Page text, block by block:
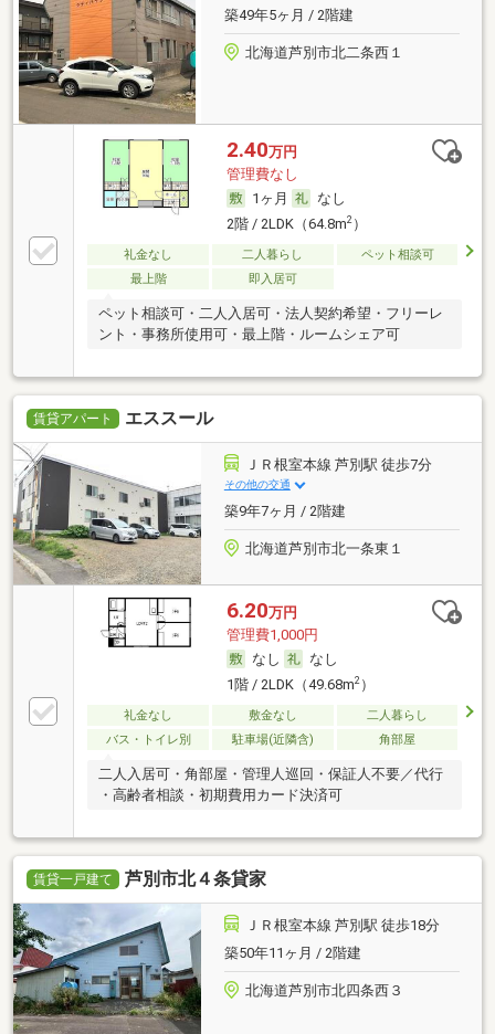
築49年5ヶ月 / 2階建
北海道芦別市北二条西１
2.40万円
管理費なし
1ヶ月
なし
2階 / 2LDK（64.8m2）
礼金なし 二人暮らし
ペット相談可
最上階
即入居可
ペット相談可・二人入居可・法人契約希望・フリーレ
ント・事務所使用可・最上階・ルームシェア可
賃貸アパート エススール
ＪＲ根室本線 芦別駅 徒歩7分
その他の交通
築9年7ヶ月 / 2階建
北海道芦別市北一条東１
6.20万円
管理費1,000円
なし
なし
1階 / 2LDK（49.68m2）
礼金なし 敷金なし
二人暮らし
バス・トイレ別
駐車場(近隣含) 角部屋
二人入居可・角部屋・管理人巡回・保証人不要／代行
・高齢者相談・初期費用カード決済可
賃貸一戸建て 芦別市北４条貸家
ＪＲ根室本線 芦別駅 徒歩18分
築50年11ヶ月 / 2階建
北海道芦別市北四条西３